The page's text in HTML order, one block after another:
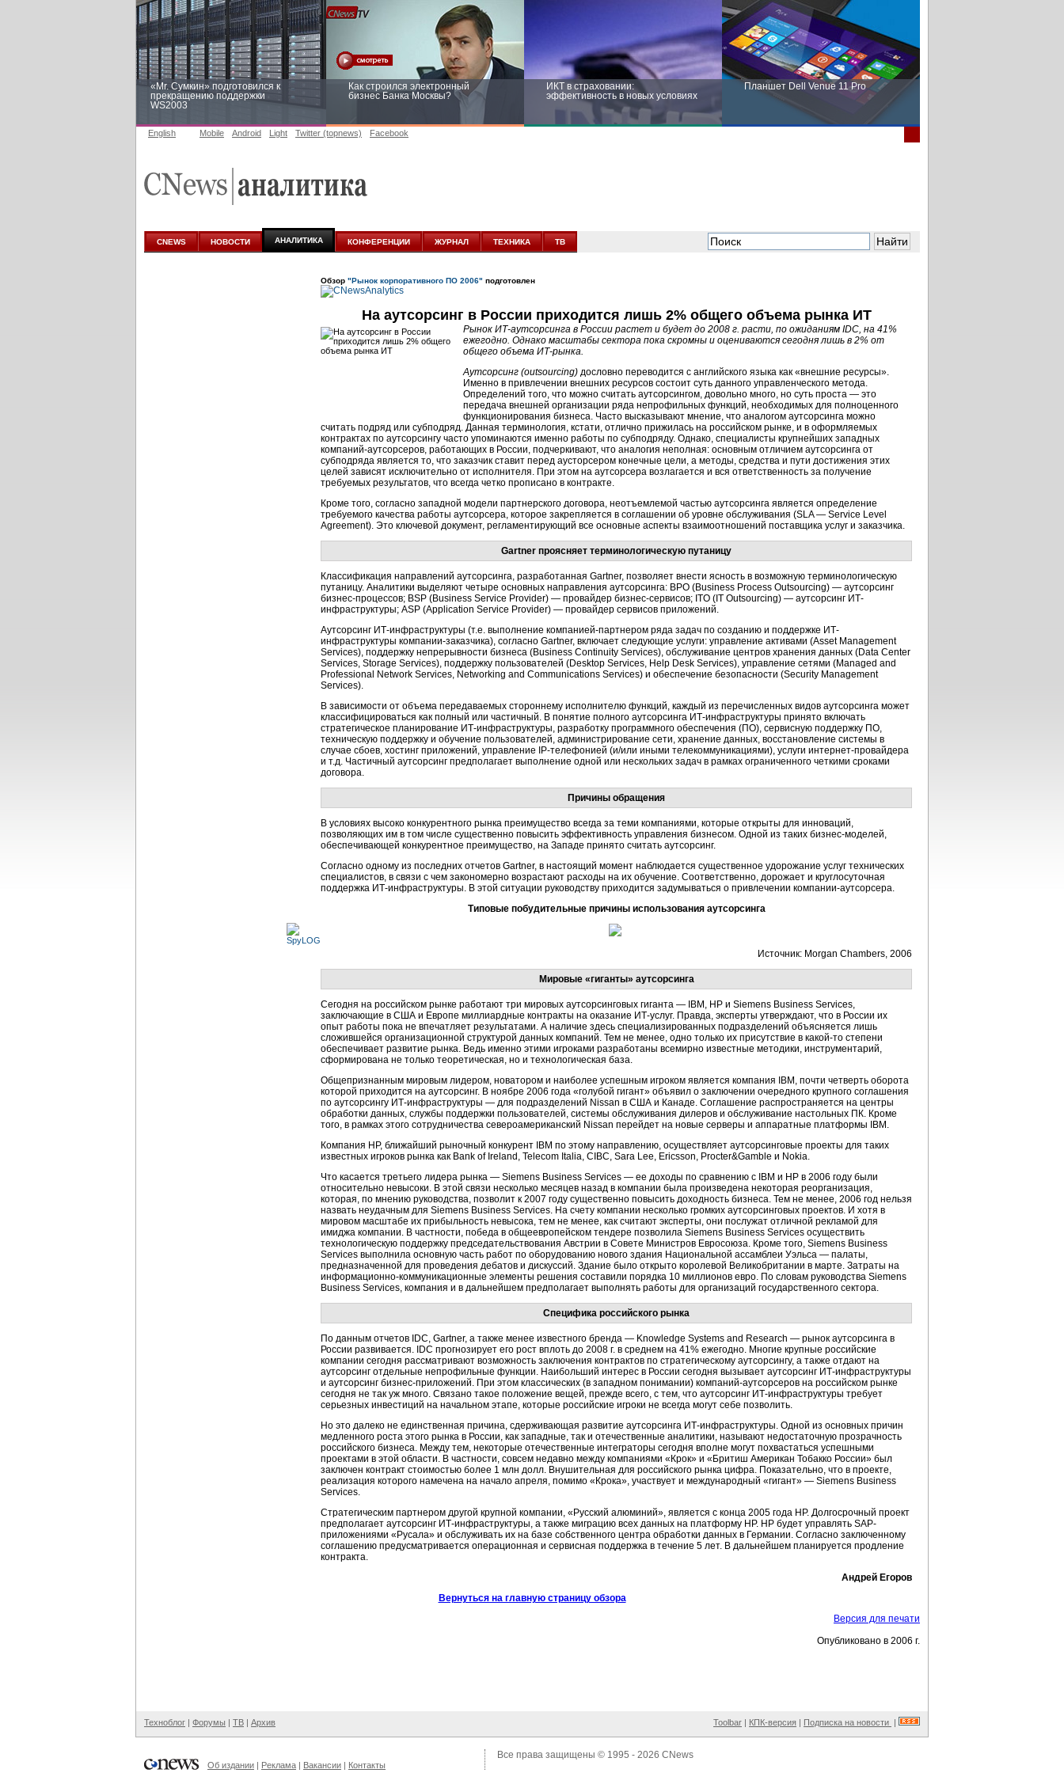
«Mr. Сумкин» подготовился к
прекращению поддержки
WS2003
Как строился электронный
бизнес Банка Москвы?
ИКТ в страховании:
эффективность в новых условиях
Планшет Dell Venue 11 Pro
аналитике
новых условиях
English Mobile Android Light Twitter (topnews) Facebook
CNEWS НОВОСТИ АНАЛИТИКА КОНФЕРЕНЦИИ ЖУРНАЛ ТЕХНИКА ТВ
Обзор "Рынок корпоративного ПО 2006" подготовлен
На аутсорсинг в России приходится лишь 2% общего объема рынка ИТ
Рынок ИТ-аутсорсинга в России растет и будет до 2008 г. расти, по ожиданиям IDC, на 41%
ежегодно. Однако масштабы сектора пока скромны и оцениваются сегодня лишь в 2% от
общего объема ИТ-рынка.
Аутсорсинг (outsourcing) дословно переводится с английского языка как «внешние ресурсы».
Именно в привлечении внешних ресурсов состоит суть данного управленческого метода.
Определений того, что можно считать аутсорсингом, довольно много, но суть проста — это
передача внешней организации ряда непрофильных функций, необходимых для полноценного
функционирования бизнеса. Часто высказывают мнение, что аналогом аутсорсинга можно
считать подряд или субподряд. Данная терминология, кстати, отлично прижилась на российском рынке, и в оформляемых
контрактах по аутсорсингу часто упоминаются именно работы по субподряду. Однако, специалисты крупнейших западных
компаний-аутсорсеров, работающих в России, подчеркивают, что аналогия неполная: основным отличием аутсорсинга от
субподряда является то, что заказчик ставит перед аусторсером конечные цели, а методы, средства и пути достижения этих
целей зависят исключительно от исполнителя. При этом на аутсорсера возлагается и вся ответственность за получение
требуемых результатов, что всегда четко прописано в контракте.
Кроме того, согласно западной модели партнерского договора, неотъемлемой частью аутсорсинга является определение
требуемого качества работы аутсорсера, которое закрепляется в соглашении об уровне обслуживания (SLA — Service Level
Agreement). Это ключевой документ, регламентирующий все основные аспекты взаимоотношений поставщика услуг и заказчика.
Gartner проясняет терминологическую путаницу
Классификация направлений аутсорсинга, разработанная Gartner, позволяет внести ясность в возможную терминологическую
путаницу. Аналитики выделяют четыре основных направления аутсорсинга: BPO (Business Рrocess Оutsourcing) — аутсорсинг
бизнес-процессов; BSP (Business Service Provider) — провайдер бизнес-сервисов; ITO (IT Outsourcing) — аутсорсинг ИТ-
инфраструктуры; ASP (Application Service Provider) — провайдер сервисов приложений.
Аутсорсинг ИТ-инфраструктуры (т.е. выполнение компанией-партнером ряда задач по созданию и поддержке ИТ-
инфраструктуры компании-заказчика), согласно Gartner, включает следующие услуги: управление активами (Asset Management
Services), поддержку непрерывности бизнеса (Business Continuity Services), обслуживание центров хранения данных (Data Center
Services, Storage Services), поддержку пользователей (Desktop Services, Help Desk Services), управление сетями (Managed and
Professional Network Services, Networking and Communications Services) и обеспечение безопасности (Security Management
Services).
В зависимости от объема передаваемых стороннему исполнителю функций, каждый из перечисленных видов аутсорсинга может
классифицироваться как полный или частичный. В понятие полного аутсорсинга ИТ-инфраструктуры принято включать
стратегическое планирование ИТ-инфраструктуры, разработку программного обеспечения (ПО), сервисную поддержку ПО,
техническую поддержку и обучение пользователей, администрирование сети, хранение данных, восстановление системы в
случае сбоев, хостинг приложений, управление IP-телефонией (и/или иными телекоммуникациями), услуги интернет-провайдера
и т.д. Частичный аутсорсинг предполагает выполнение одной или нескольких задач в рамках ограниченного четкими сроками
договора.
Причины обращения
В условиях высоко конкурентного рынка преимущество всегда за теми компаниями, которые открыты для инноваций,
позволяющих им в том числе существенно повысить эффективность управления бизнесом. Одной из таких бизнес-моделей,
обеспечивающей конкурентное преимущество, на Западе принято считать аутсорсинг.
Согласно одному из последних отчетов Gartner, в настоящий момент наблюдается существенное удорожание услуг технических
специалистов, в связи с чем закономерно возрастают расходы на их обучение. Соответственно, дорожает и круглосуточная
поддержка ИТ-инфраструктуры. В этой ситуации руководству приходится задумываться о привлечении компании-аутсорсера.
Типовые побудительные причины использования аутсорсинга
Источник: Morgan Chambers, 2006
Мировые «гиганты» аутсорсинга
Сегодня на российском рынке работают три мировых аутсорсинговых гиганта — IBM, HP и Siemens Business Services,
заключающие в США и Европе миллиардные контракты на оказание ИТ-услуг. Правда, эксперты утверждают, что в России их
опыт работы пока не впечатляет результатами. А наличие здесь специализированных подразделений объясняется лишь
сложившейся организационной структурой данных компаний. Тем не менее, одно только их присутствие в какой-то степени
обеспечивает развитие рынка. Ведь именно этими игроками разработаны всемирно известные методики, инструментарий,
сформирована не только теоретическая, но и технологическая база.
Общепризнанным мировым лидером, новатором и наиболее успешным игроком является компания IBM, почти четверть оборота
которой приходится на аутсорсинг. В ноябре 2006 года «голубой гигант» объявил о заключении очередного крупного соглашения
по аутсорсингу ИТ-инфраструктуры — для подразделений Nissan в США и Канаде. Соглашение распространяется на центры
обработки данных, службы поддержки пользователей, системы обслуживания дилеров и обслуживание настольных ПК. Кроме
того, в рамках этого сотрудничества североамериканский Nissan перейдет на новые серверы и аппаратные платформы IBM.
Компания HP, ближайший рыночный конкурент IBM по этому направлению, осуществляет аутсорсинговые проекты для таких
известных игроков рынка как Bank of Ireland, Telecom Italia, CIBC, Sara Lee, Ericsson, Procter&Gamble и Nokia.
Что касается третьего лидера рынка — Siemens Business Services — ее доходы по сравнению с IBM и HP в 2006 году были
относительно невысоки. В этой связи несколько месяцев назад в компании была произведена некоторая реорганизация,
которая, по мнению руководства, позволит к 2007 году существенно повысить доходность бизнеса. Тем не менее, 2006 год нельзя
назвать неудачным для Siemens Business Services. На счету компании несколько громких аутсорсинговых проектов. И хотя в
мировом масштабе их прибыльность невысока, тем не менее, как считают эксперты, они послужат отличной рекламой для
имиджа компании. В частности, победа в общеевропейском тендере позволила Siemens Business Services осуществить
технологическую поддержку председательствования Австрии в Совете Министров Евросоюза. Кроме того, Siemens Business
Services выполнила основную часть работ по оборудованию нового здания Национальной ассамблеи Уэльса — палаты,
предназначенной для проведения дебатов и дискуссий. Здание было открыто королевой Великобритании в марте. Затраты на
информационно-коммуникационные элементы решения составили порядка 10 миллионов евро. По словам руководства Siemens
Business Services, компания и в дальнейшем предполагает выполнять работы для организаций государственного сектора.
Специфика российского рынка
По данным отчетов IDC, Gartner, а также менее известного бренда — Knowledge Systems and Research — рынок аутсорсинга в
России развивается. IDC прогнозирует его рост вплоть до 2008 г. в среднем на 41% ежегодно. Многие крупные российские
компании сегодня рассматривают возможность заключения контрактов по стратегическому аутсорсингу, а также отдают на
аутсорсинг отдельные непрофильные функции. Наибольший интерес в России сегодня вызывает аутсорсинг ИТ-инфраструктуры
и аутсорсинг бизнес-приложений. При этом классических (в западном понимании) компаний-аутсорсеров на российском рынке
сегодня не так уж много. Связано такое положение вещей, прежде всего, с тем, что аутсорсинг ИТ-инфраструктуры требует
серьезных инвестиций на начальном этапе, которые российские игроки не всегда могут себе позволить.
Но это далеко не единственная причина, сдерживающая развитие аутсорсинга ИТ-инфраструктуры. Одной из основных причин
медленного роста этого рынка в России, как западные, так и отечественные аналитики, называют недостаточную прозрачность
российского бизнеса. Между тем, некоторые отечественные интеграторы сегодня вполне могут похвастаться успешными
проектами в этой области. В частности, совсем недавно между компаниями «Крок» и «Бритиш Американ Тобакко России» был
заключен контракт стоимостью более 1 млн долл. Внушительная для российского рынка цифра. Показательно, что в проекте,
реализация которого намечена на начало апреля, помимо «Крока», участвует и международный «гигант» — Siemens Business
Services.
Стратегическим партнером другой крупной компании, «Русский алюминий», является с конца 2005 года HP. Долгосрочный проект
предполагает аутсорсинг ИТ-инфраструктуры, а также миграцию всех данных на платформу HP. HP будет управлять SAP-
приложениями «Русала» и обслуживать их на базе собственного центра обработки данных в Германии. Согласно заключенному
соглашению предусматривается операционная и сервисная поддержка в течение 5 лет. В дальнейшем планируется продление
контракта.
Андрей Егоров
Вернуться на главную страницу обзора
Версия для печати
Опубликовано в 2006 г.
Техноблог | Форумы | ТВ | Архив Toolbar | КПК-версия | Подписка на новости |
Об издании | Реклама | Вакансии | Контакты
Все права защищены © 1995 - 2026 CNews